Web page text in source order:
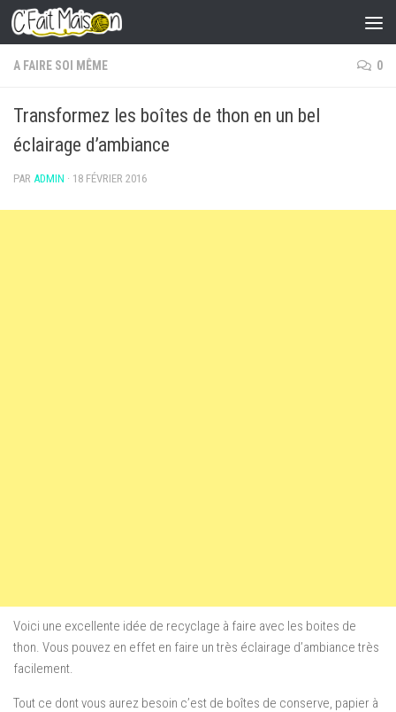
Skip to content
A FAIRE SOI MÊME 0
Transformez les boîtes de thon en un bel
éclairage d’ambiance
PAR ADMIN · 18 FÉVRIER 2016
Voici une excellente idée de recyclage à faire avec les boites de
thon. Vous pouvez en effet en faire un très éclairage d’ambiance très
facilement.
Tout ce dont vous aurez besoin c’est de boîtes de conserve, papier à